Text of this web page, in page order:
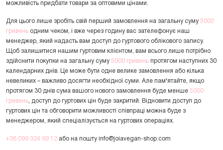
можливість придбати товари за оптовими цінами.
Для цього лише зробіть свій перший замовлення на загальну суму 5000
гривень одним чеком, і вже через годину вас зателефонує наш
менеджер, який надасть вам доступ до гуртового облікового запису.
Щоб залишитися нашим гуртовим клієнтом, вам всього лише потрібно
здійснити покупки на загальну суму 5000 гривень протягом наступних 30
календарних днів. Це може бути одне велике замовлення або кілька
невеликих – важливо досягти необхідної суми. Але пам'ятайте, якщо
протягом 30 днів сума вашого нового замовлення буде менше 5000
гривень , доступ до гуртових цін буде закритий. Відновити доступ до
гуртових цін та обговорити можливості співпраці можна буде з
менеджером, який спеціалізується на гуртових операціях.
+38 099 324 99 12 або на пошту info@joiavegan-shop.com